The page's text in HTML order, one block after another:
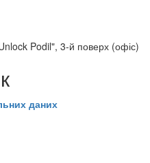
Podil", 3-й поверх (офіс)
даних